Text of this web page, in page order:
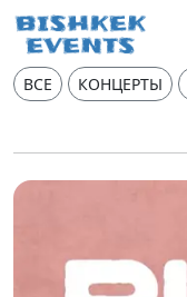
ВСЕ КОНЦЕРТЫ